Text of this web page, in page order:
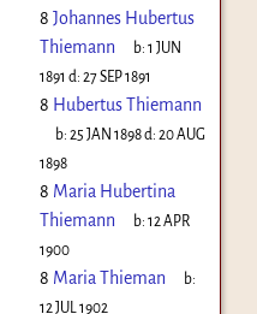
8 Johannes Hubertus
Thiemann
b:1 JUN
1891 d: 27 SEP 1891
8 Hubertus Thiemann
b:25 JAN 1898d:20 AUG
1898
8 Maria Hubertina
Thiemann
b:12 APR
1900
8 Maria Thieman
b:
12 JUL 1902